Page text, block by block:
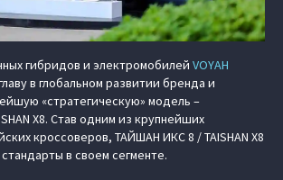
гибридов и электромобилей VOYAH
в глобальном развитии бренда и
«стратегическую» модель –
X8. Став одним из крупнейших
кроссоверов, ТАЙШАН ИКС 8 / TAISHAN X8
в своем сегменте.